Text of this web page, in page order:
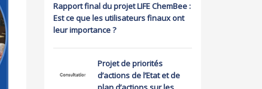
Rapport final du projet LIFE ChemBee :
Est ce que les utilisateurs finaux ont
leur importance ?
Projet de priorités
d’actions de l’Etat et de